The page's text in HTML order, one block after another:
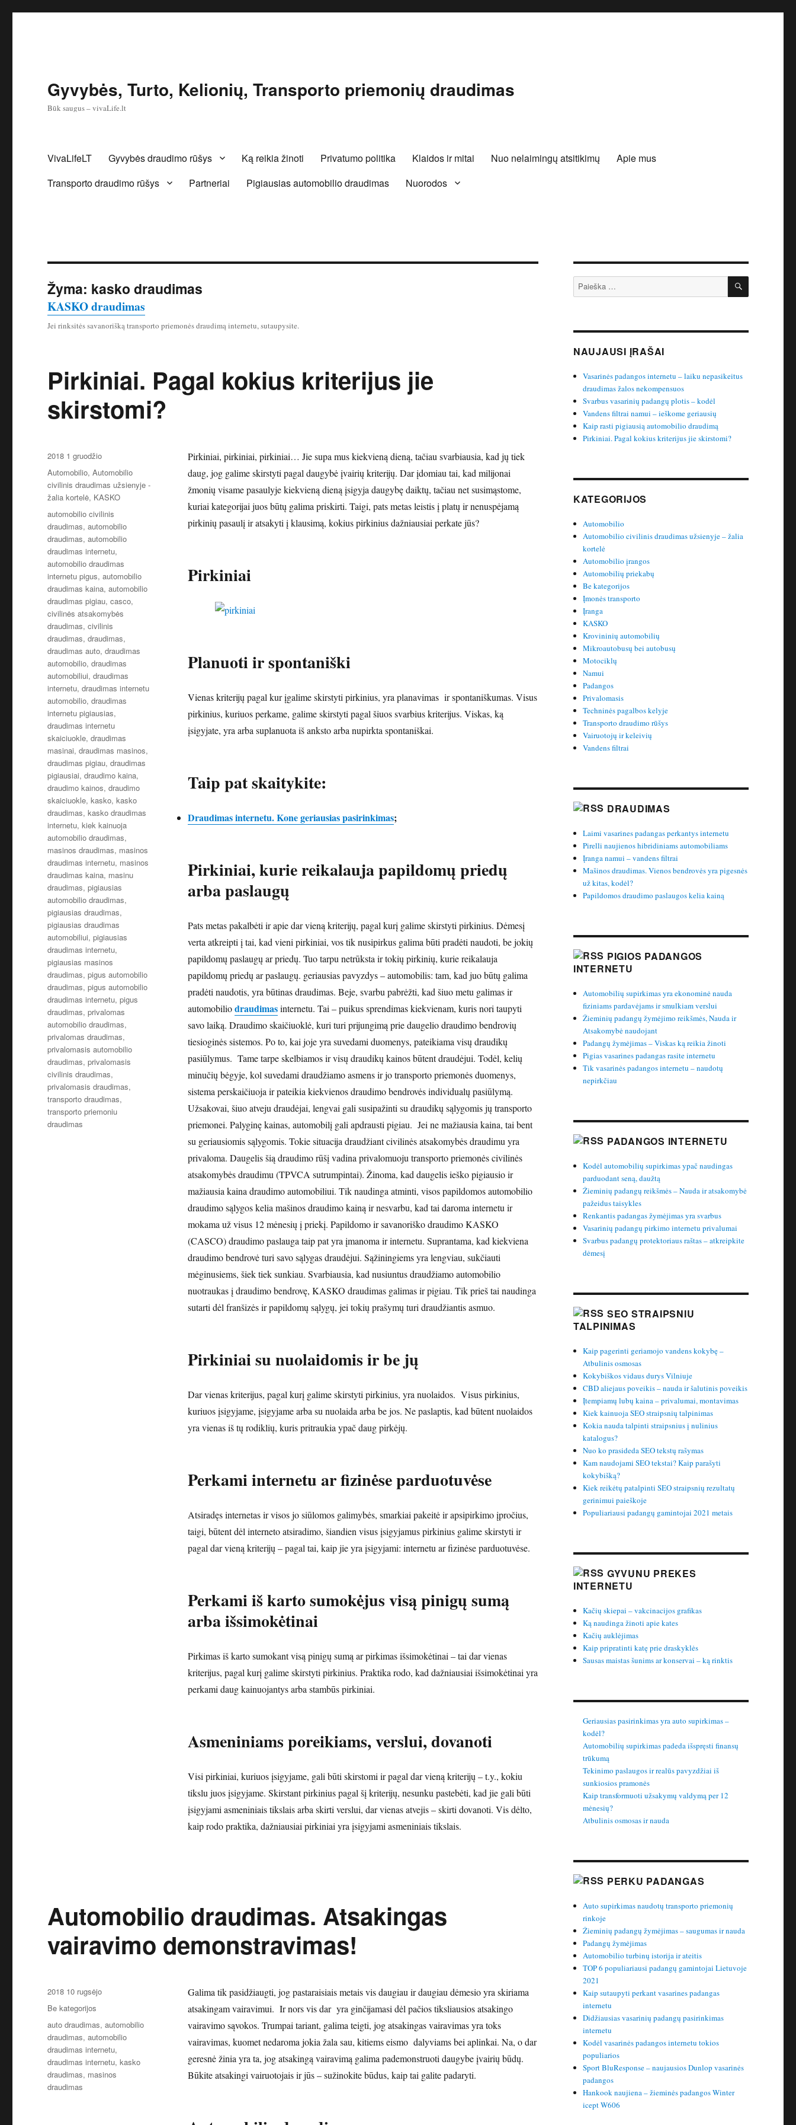
Gyvybės, Turto, Kelionių, Transporto priemonių draudimas
Būk saugus – vivaLife.lt
VivaLifeLT Gyvybės draudimo rūšys Ką reikia žinoti Privatumo politika Klaidos ir mitai Nuo nelaimingų atsitikimų
Apie mus
Transporto draudimo rūšys
Partneriai Pigiausias automobilio draudimas Nuorodos
Žyma: kasko draudimas
KASKO draudimas
Jei rinksitės savanorišką transporto priemonės draudimą internetu, sutaupysite.
Pirkiniai. Pagal kokius kriterijus jie
skirstomi?
Pirkiniai, pirkiniai, pirkiniai… Jie supa mus kiekvieną dieną, tačiau svarbiausia, kad jų tiek
daug, jog galime skirstyti pagal daugybė įvairių kriterijų. Dar įdomiau tai, kad milijonai
žmonių visame pasaulyje kiekvieną dieną įsigyja daugybę daiktų, tačiau net susimąstome,
kuriai kategorijai juos būtų galima priskirti. Taigi, pats metas leistis į platų ir nenuspėjamą
pirkinių pasaulį ir atsakyti į klausimą, kokius pirkinius dažniausiai perkate jūs?
Pirkiniai
Planuoti ir spontaniški
Vienas kriterijų pagal kur įgalime skirstyti pirkinius, yra planavimas ir spontaniškumas. Visus
pirkinius, kuriuos perkame, galime skirstyti pagal šiuos svarbius kriterijus. Viskas, ką
įsigyjate, yra arba suplanuota iš anksto arba nupirkta spontaniškai.
Taip pat skaitykite:
Draudimas internetu. Kone geriausias pasirinkimas;
Pirkiniai, kurie reikalauja papildomų priedų
arba paslaugų
Pats metas pakalbėti ir apie dar vieną kriterijų, pagal kurį galime skirstyti pirkinius. Dėmesį
verta atkreipti į tai, kad vieni pirkiniai, vos tik nusipirkus galima būti pradėti naudoti, be jokių
papildomų paslaugų ar priedų. Tuo tarpu netrūksta ir tokių pirkinių, kurie reikalauja
papildomų priedų ar paslaugų. geriausias pavyzdys – automobilis: tam, kad juo būtų galima
pradėti naudotis, yra būtinas draudimas. Beje, svarbu pabrėžti, kad šiuo metu galimas ir
automobiliodraudimasinternetu. Tai – puikus sprendimas kiekvienam, kuris nori taupyti
savo laiką. Draudimo skaičiuoklė, kuri turi prijungimą prie daugelio draudimo bendrovių
tiesioginės sistemos. Po to, kai joje yra suvedami duomenys, pateikiama visų draudikų
pasiūlymus. Tame tarpe skelbiamos ir visų draudikų kainos būtent draudėjui. Todėl, kelių
minučių bėgyje, kol suvedami draudžiamo asmens ir jo transporto priemonės duomenys,
sistema perskaičiuoja ir pateikia kiekvienos draudimo bendrovės individualų pasiūlymą.
Užsakovai, šiuo atveju draudėjai, lengvai gali susipažinti su draudikų sąlygomis jų transporto
priemonei. Palyginę kainas, automobilį gali apdrausti pigiau. Jei ne mažiausia kaina, tai bent
su geriausiomis sąlygomis. Tokie situacija draudžiant civilinės atsakomybės draudimu yra
privaloma. Daugelis šią draudimo rūšį vadina privalomuoju transporto priemonės civilinės
atsakomybės draudimu (TPVCA sutrumpintai). Žinoma, kad daugelis ieško pigiausio ir
mažiausia kaina draudimo automobiliui. Tik naudinga atminti, visos papildomos automobilio
draudimo sąlygos kelia mašinos draudimo kainą ir nesvarbu, kad tai daroma internetu ir
mokama už visus 12 mėnesių į priekį. Papildomo ir savanoriško draudimo KASKO
(CASCO) draudimo paslauga taip pat yra įmanoma ir internetu. Suprantama, kad kiekviena
draudimo bendrovė turi savo sąlygas draudėjui. Sąžiningiems yra lengviau, sukčiauti
mėginusiems, šiek tiek sunkiau. Svarbiausia, kad nusiuntus draudžiamo automobilio
nuotraukas į draudimo bendrovę, KASKO draudimas galimas ir pigiau. Tik prieš tai naudinga
sutarti dėl franšizės ir papildomų sąlygų, jei tokių prašymų turi draudžiantis asmuo.
Pirkiniai su nuolaidomis ir be jų
Dar vienas kriterijus, pagal kurį galime skirstyti pirkinius, yra nuolaidos. Visus pirkinius,
kuriuos įsigyjame, įsigyjame arba su nuolaida arba be jos. Ne paslaptis, kad būtent nuolaidos
yra vienas iš tų rodiklių, kuris pritraukia ypač daug pirkėjų.
Perkami internetu ar fizinėse parduotuvėse
Atsiradęs internetas ir visos jo siūlomos galimybės, smarkiai pakeitė ir apsipirkimo įpročius,
taigi, būtent dėl interneto atsiradimo, šiandien visus įsigyjamus pirkinius galime skirstyti ir
pagal dar vieną kriterijų – pagal tai, kaip jie yra įsigyjami: internetu ar fizinėse parduotuvėse.
Perkami iš karto sumokėjus visą pinigų sumą
arba išsimokėtinai
Pirkimas iš karto sumokant visą pinigų sumą ar pirkimas išsimokėtinai – tai dar vienas
kriterijus, pagal kurį galime skirstyti pirkinius. Praktika rodo, kad dažniausiai išsimokėtinai yra
perkami daug kainuojantys arba stambūs pirkiniai.
Asmeniniams poreikiams, verslui, dovanoti
Visi pirkiniai, kuriuos įsigyjame, gali būti skirstomi ir pagal dar vieną kriterijų – t.y., kokiu
tikslu juos įsigyjame. Skirstant pirkinius pagal šį kriterijų, nesunku pastebėti, kad jie gali būti
įsigyjami asmeniniais tikslais arba skirti verslui, dar vienas atvejis – skirti dovanoti. Vis dėlto,
kaip rodo praktika, dažniausiai pirkiniai yra įsigyjami asmeniniais tikslais.
Paskelbta
2018 1 gruodžio
Kategorijos
Automobilio,Automobilio
civilinis draudimas užsienyje -
žalia kortelė, KASKO
Žymos
automobilio civilinis
draudimas,automobilio
draudimas,automobilio
draudimas internetu,
automobilio draudimas
internetu pigus,automobilio
draudimas kaina,automobilio
draudimas pigiau,casco,
civilinės atsakomybės
draudimas,civilinis
draudimas,draudimas,
draudimas auto,draudimas
automobilio,draudimas
automobiliui,draudimas
internetu,draudimas internetu
automobilio,draudimas
internetu pigiausias,
draudimas internetu
skaiciuokle,draudimas
masinai,draudimas masinos,
draudimas pigiau,draudimas
pigiausiai,draudimo kaina,
draudimo kainos,draudimo
skaiciuokle,kasko,kasko
draudimas,kasko draudimas
internetu,kiek kainuoja
automobilio draudimas,
masinos draudimas, masinos
draudimas internetu, masinos
draudimas kaina, masinu
draudimas,pigiausias
automobilio draudimas,
pigiausias draudimas,
pigiausias draudimas
automobiliui,pigiausias
draudimas internetu,
pigiausias masinos
draudimas,pigus automobilio
draudimas,pigus automobilio
draudimas internetu,pigus
draudimas,privalomas
automobilio draudimas,
privalomas draudimas,
privalomasis automobilio
draudimas,privalomasis
civilinis draudimas,
privalomasis draudimas,
transporto draudimas,
transporto priemoniu
draudimas
Automobilio draudimas. Atsakingas
vairavimo demonstravimas!
Galima tik pasidžiaugti, jog pastaraisiais metais vis daugiau ir daugiau dėmesio yra skiriama
atsakingam vairavimui. Ir nors vis dar yra ginčijamasi dėl pačios tiksliausios atsakingo
vairavimo sąvokos. Trumpai tariant, galima teigti, jog atsakingas vairavimas yra toks
vairavimas, kuomet nedaroma jokia žala sau, kitiems eismo dalyviams bei aplinkai. Na, o dar
geresnė žinia yra ta, jog atsakingą vairavimą galima pademonstruoti daugybe įvairių būdų.
Būkite atsakingi vairuotojais ir jūs – sužinokite būdus, kaip tai galite padaryti.
Paskelbta
2018 10 rugsėjo
Kategorijos
Be kategorijos
Žymos
auto draudimas,automobilio
draudimas,automobilio
draudimas internetu,
draudimas internetu,kasko
draudimas, masinos
draudimas
Ieškoti: IEŠKOTI
NAUJAUSI ĮRAŠAI
Vasarinės padangos internetu – laiku nepasikeitus
draudimas žalos nekompensuos
Svarbus vasarinių padangų plotis – kodėl
Vandens filtrai namui – ieškome geriausių
Kaip rasti pigiausią automobilio draudimą
Pirkiniai. Pagal kokius kriterijus jie skirstomi?
KATEGORIJOS
Automobilio
Automobilio civilinis draudimas užsienyje – žalia
kortelė
Automobilio įrangos
Automobilių priekabų
Be kategorijos
Įmonės transporto
Įranga
KASKO
Krovininių automobilių
Mikroautobusų bei autobusų
Motociklų
Namui
Padangos
Privalomasis
Techninės pagalbos kelyje
Transporto draudimo rūšys
Vairuotojų ir keleivių
Vandens filtrai
DRAUDIMAS
Laimi vasarines padangas perkantys internetu
Pirelli naujienos hibridiniams automobiliams
Įranga namui – vandens filtrai
Mašinos draudimas. Vienos bendrovės yra pigesnės
už kitas, kodėl?
Papildomos draudimo paslaugos kelia kainą
PIGIOS PADANGOS
INTERNETU
Automobilių supirkimas yra ekonominė nauda
fiziniams pardavėjams ir smulkiam verslui
Žieminių padangų žymėjimo reikšmės, Nauda ir
Atsakomybė naudojant
Padangų žymėjimas – Viskas ką reikia žinoti
Pigias vasarines padangas rasite internetu
Tik vasarinės padangos internetu – naudotų
nepirkčiau
PADANGOS INTERNETU
Kodėl automobilių supirkimas ypač naudingas
parduodant seną, daužtą
Žieminių padangų reikšmės – Nauda ir atsakomybė
pažeidus taisykles
Renkantis padangas žymėjimas yra svarbus
Vasarinių padangų pirkimo internetu privalumai
Svarbus padangų protektoriaus raštas – atkreipkite
dėmesį
SEO STRAIPSNIU
TALPINIMAS
Kaip pagerinti geriamojo vandens kokybę –
Atbulinis osmosas
Kokybiškos vidaus durys Vilniuje
CBD aliejaus poveikis – nauda ir šalutinis poveikis
Įtempiamų lubų kaina – privalumai, montavimas
Kiek kainuoja SEO straipsnių talpinimas
Kokia nauda talpinti straipsnius į nulinius
katalogus?
Nuo ko prasideda SEO tekstų rašymas
Kam naudojami SEO tekstai? Kaip parašyti
kokybišką?
Kiek reikėtų patalpinti SEO straipsnių rezultatų
gerinimui paieškoje
Populiariausi padangų gamintojai 2021 metais
GYVUNU PREKES
INTERNETU
Kačių skiepai – vakcinacijos grafikas
Ką naudinga žinoti apie kates
Kačių auklėjimas
Kaip pripratinti katę prie draskyklės
Sausas maistas šunims ar konservai – ką rinktis
Geriausias pasirinkimas yra auto supirkimas –
kodėl?
Automobilių supirkimas padeda išspręsti finansų
trūkumą
Tekinimo paslaugos ir realūs pavyzdžiai iš
sunkiosios pramonės
Kaip transformuoti užsakymų valdymą per 12
mėnesių?
Atbulinis osmosas ir nauda
PERKU PADANGAS
Auto supirkimas naudotų transporto priemonių
rinkoje
Žieminių padangų žymėjimas – saugumas ir nauda
Padangų žymėjimas
Automobilio turbinų istorija ir ateitis
TOP 6 populiariausi padangų gamintojai Lietuvoje
2021
Kaip sutaupyti perkant vasarines padangas
internetu
Didžiausias vasarinių padangų pasirinkimas
internetu
Kodėl vasarinės padangos internetu tokios
populiarios
Sport BluResponse – naujausios Dunlop vasarinės
padangos
Hankook naujiena – žieminės padangos Winter
icept W606